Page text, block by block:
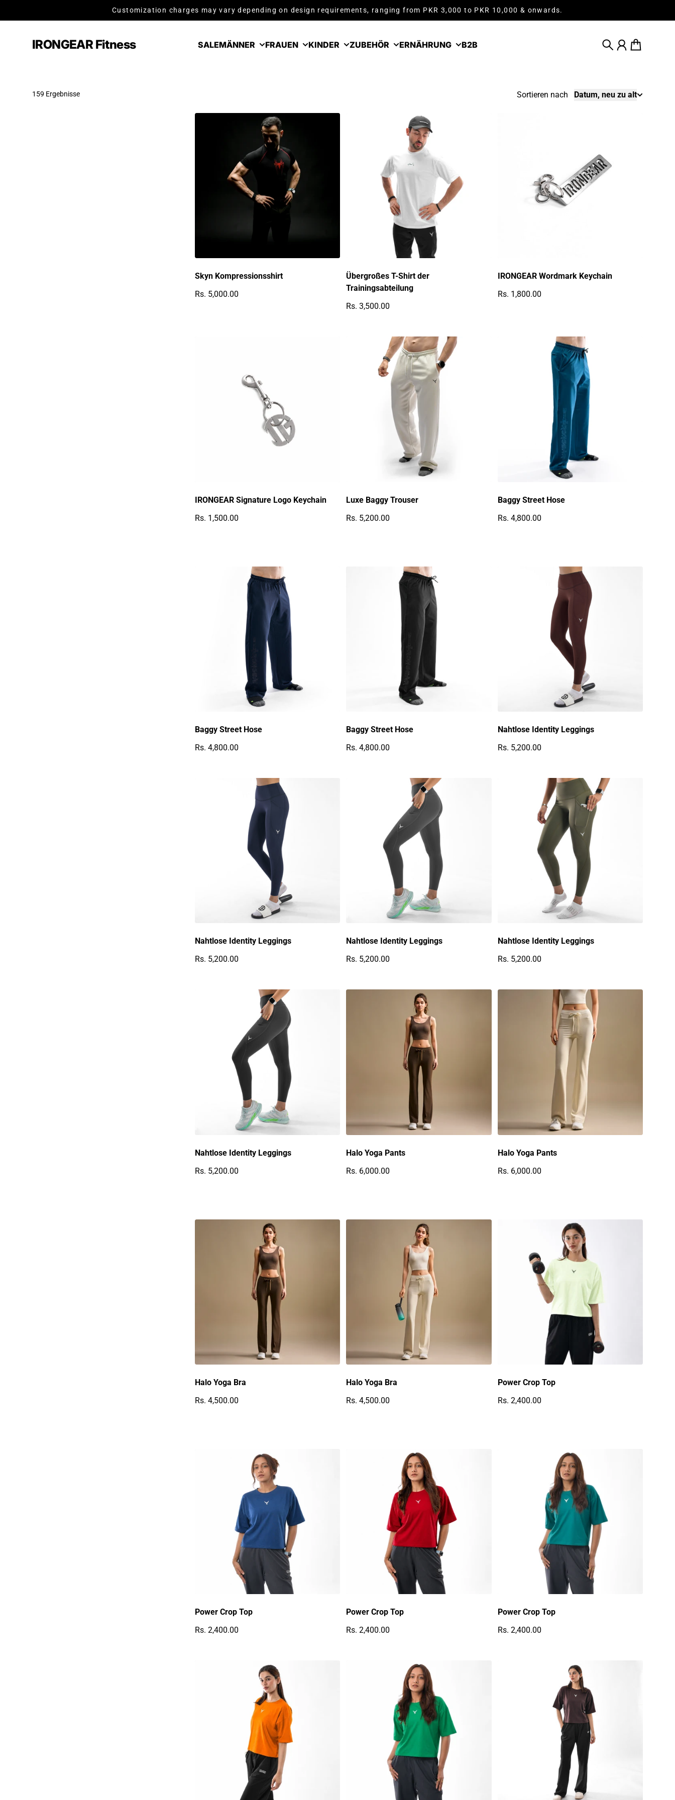
Customization charges may vary depending on design requirements, ranging from PKR 3,000 to PKR 10,000 & onwards.
IRONGEAR Fitness SALEMÄNNER FRAUEN KINDER ZUBEHÖR ERNÄHRUNG B2B SucheKontoWarenkorb
Sortieren nach Datum, neu zu alt
159 Ergebnisse
Skyn Kompressionsshirt
Rs. 5,000.00
Übergroßes T-Shirt der
Trainingsabteilung
Rs. 3,500.00
IRONGEAR Wordmark Keychain
Rs. 1,800.00
IRONGEAR Signature Logo Keychain
Rs. 1,500.00
Luxe Baggy Trouser
Rs. 5,200.00
Baggy Street Hose
Rs. 4,800.00
Baggy Street Hose
Rs. 4,800.00
Baggy Street Hose
Rs. 4,800.00
Nahtlose Identity Leggings
Rs. 5,200.00
Nahtlose Identity Leggings
Rs. 5,200.00
Nahtlose Identity Leggings
Rs. 5,200.00
Nahtlose Identity Leggings
Rs. 5,200.00
Nahtlose Identity Leggings
Rs. 5,200.00
Halo Yoga Pants
Rs. 6,000.00
Halo Yoga Pants
Rs. 6,000.00
Halo Yoga Bra
Rs. 4,500.00
Halo Yoga Bra
Rs. 4,500.00
Power Crop Top
Rs. 2,400.00
Power Crop Top
Rs. 2,400.00
Power Crop Top
Rs. 2,400.00
Power Crop Top
Rs. 2,400.00